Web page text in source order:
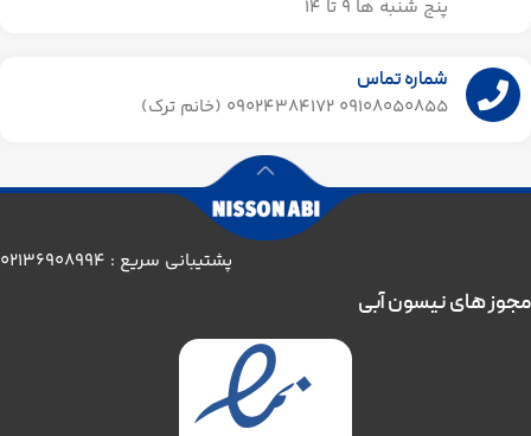
پنج شنبه ها 9 تا 14​
شماره تماس
09108050855 09024384172 (خانم ترک)
پشتیبانی سریع : 02136908994
مجوز های نیسون آبی